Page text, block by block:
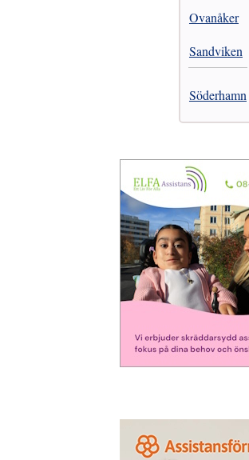
Ovanåker
Sandviken
Söderhamn